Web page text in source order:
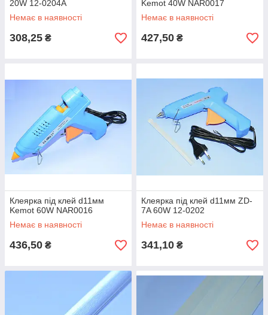
20W 12-0204A
Немає в наявності
308,25 ₴
Kemot 40W NAR0017
Немає в наявності
427,50 ₴
Клеярка під клей d11мм
Kemot 60W NAR0016
Немає в наявності
436,50 ₴
Клеярка під клей d11мм ZD-
7A 60W 12-0202
Немає в наявності
341,10 ₴